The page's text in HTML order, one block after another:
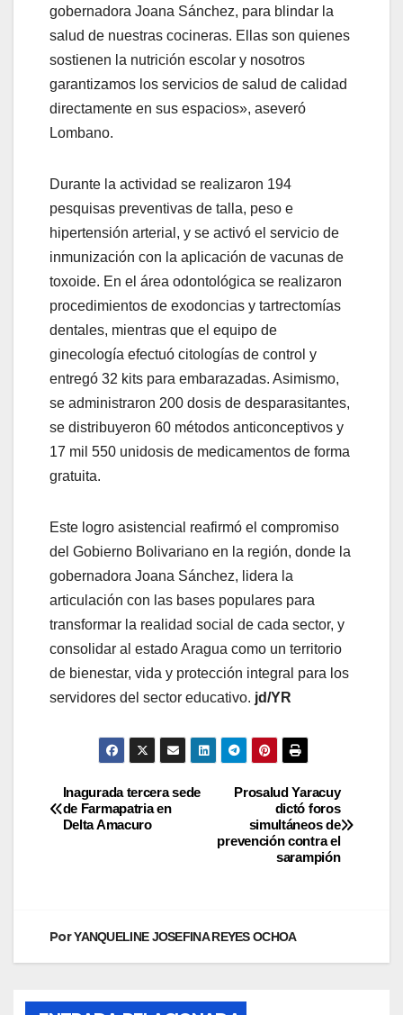
gobernadora Joana Sánchez, para blindar la
salud de nuestras cocineras. Ellas son quienes
sostienen la nutrición escolar y nosotros
garantizamos los servicios de salud de calidad
directamente en sus espacios», aseveró
Lombano.
Durante la actividad se realizaron 194
pesquisas preventivas de talla, peso e
hipertensión arterial, y se activó el servicio de
inmunización con la aplicación de vacunas de
toxoide. En el área odontológica se realizaron
procedimientos de exodoncias y tartrectomías
dentales, mientras que el equipo de
ginecología efectuó citologías de control y
entregó 32 kits para embarazadas. Asimismo,
se administraron 200 dosis de desparasitantes,
se distribuyeron 60 métodos anticonceptivos y
17 mil 550 unidosis de medicamentos de forma
gratuita.
Este logro asistencial reafirmó el compromiso
del Gobierno Bolivariano en la región, donde la
gobernadora Joana Sánchez, lidera la
articulación con las bases populares para
transformar la realidad social de cada sector, y
consolidar al estado Aragua como un territorio
de bienestar, vida y protección integral para los
servidores del sector educativo. jd/YR
Prosalud Yaracuy
dictó foros
simultáneos de
prevención contra el
sarampión
Inagurada tercera sede
de Farmapatria en
Delta Amacuro
PorYANQUELINE JOSEFINA REYES OCHOA